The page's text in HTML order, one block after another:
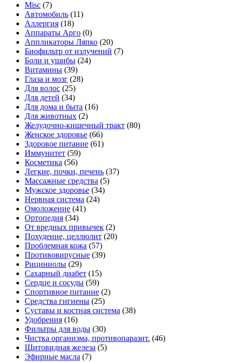
Misc (7)
Автомобиль (11)
Аллергия (18)
Аппараты Арго (0)
Аппликаторы Ляпко (20)
Биофильтр от излучений (7)
Боли и ушибы (24)
Витамины (39)
Глаза и мозг (28)
Для волос (25)
Для детей (34)
Для дома и быта (16)
Для животных (2)
Желудочно-кишечный тракт (80)
Женское здоровье (66)
Здоровое питание (61)
Иммунитет (59)
Косметика (56)
Легкие, почки, печень (37)
Массажные средства (5)
Мужское здоровье (34)
Нервная система (24)
Омоложение (41)
Ортопедия (34)
От вредных привычек (2)
Похудение, целлюлит (20)
Проблемная кожа (57)
Противовирусные (39)
Рициниолы (29)
Сахарный диабет (15)
Сердце и сосуды (59)
Спортивное питание (2)
Средства гигиены (25)
Суставы и костная система (38)
Удобрения (16)
Фильтры для воды (30)
Чистка организма, противопаразит. (46)
Щитовидная железа (5)
Эфирные масла (7)